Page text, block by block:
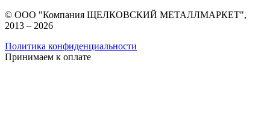
© ООО "Компания ЩЕЛКОВСКИЙ МЕТАЛЛМАРКЕТ",
2013 – 2026
Политика конфиденциальности
Принимаем к оплате